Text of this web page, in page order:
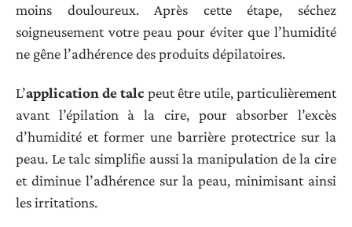
moins douloureux. Après cette étape, séchez
soigneusement votre peau pour éviter que l’humidité
ne gêne l’adhérence des produits dépilatoires.
L’application de talc peut être utile, particulièrement
avant l’épilation à la cire, pour absorber l’excès
d’humidité et former une barrière protectrice sur la
peau. Le talc simplifie aussi la manipulation de la cire
et diminue l’adhérence sur la peau, minimisant ainsi
les irritations.